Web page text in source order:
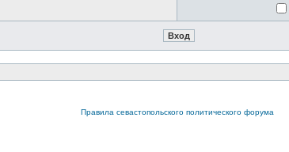
Правила севастопольского политического форума